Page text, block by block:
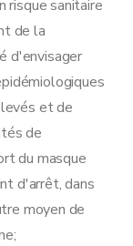
risque sanitaire
de la
d'envisager
et de
de
du masque
d'arrêt, dans
moyen de